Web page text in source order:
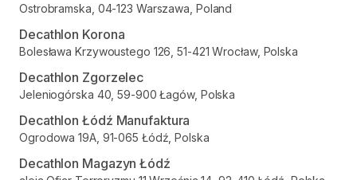
Ostrobramska, 04-123 Warszawa, Poland
Decathlon Korona
Bolesława Krzywoustego 126, 51-421 Wrocław, Polska
Decathlon Zgorzelec
Jeleniogórska 40, 59-900 Łagów, Polska
Decathlon Łódź Manufaktura
Ogrodowa 19A, 91-065 Łódź, Polska
Decathlon Magazyn Łódź